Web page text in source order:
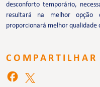
desconforto temporário,
resultará na melhor
proporcionará melhor qualidade
COMPARTILHAR